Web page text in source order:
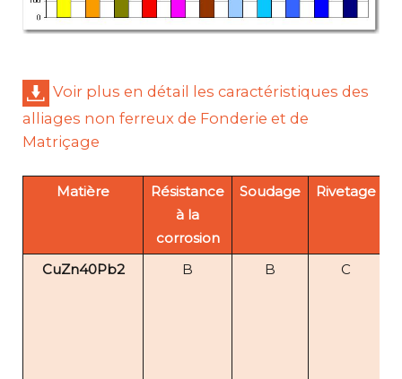
Voir plus en détail les caractéristiques des
alliages non ferreux de Fonderie et de
Matriçage
Matière
Résistance
à la
corrosion
Soudage Rivetage
CuZn40Pb2 B B C